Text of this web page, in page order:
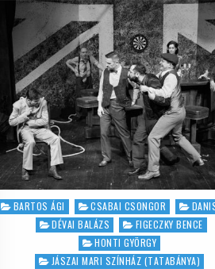
Posted
BARTOS ÁGI CSABAI CSONGOR
DÉVAI BALÁZS
FIGECZKY BENCE
HONTI GYÖRGY
JÁSZAI MARI SZÍNHÁZ (TATABÁNYA)